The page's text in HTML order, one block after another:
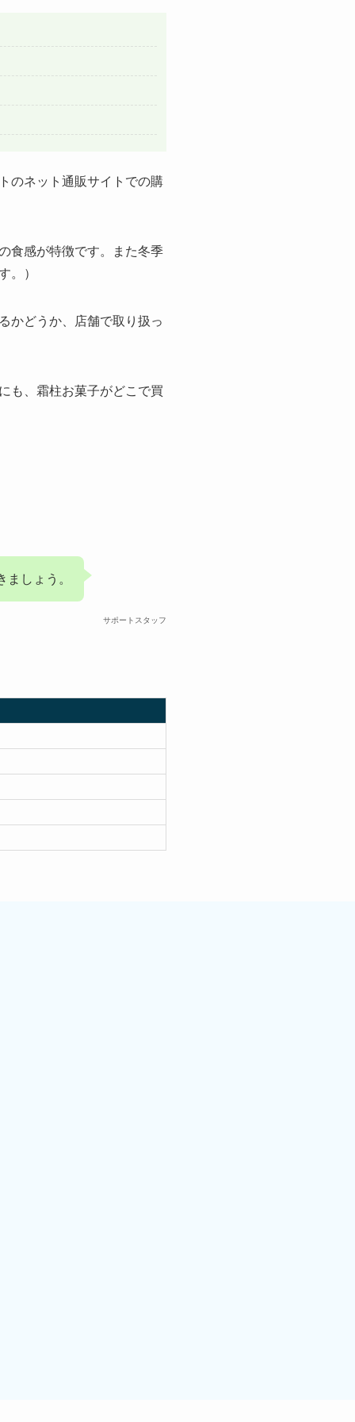
のネット通販サイトでの購
食感が特徴です。また冬季
。）
かどうか、店舗で取り扱っ
も、霜柱お菓子がどこで買
サポートスタッフ
しょう。